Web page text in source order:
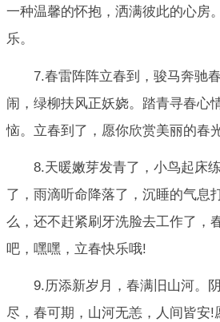
一种温馨的怀抱，洒满彼此的心房
乐。
7.春雷阵阵立春到，骏马奔驰
闹，绿柳扶风正妖娆。踏青寻春心
恼。立春到了，愿你欣赏美丽的春
8.天暖嫩芽发青了，小鸟起床
了，雨滴听命降落了，沉睡的气息
么，还不赶紧刷牙洗脸去工作了，
吧，嘿嘿，立春快乐哦!
9.历添新岁月，春满旧山河。
尽，春可期，山河无恙，人间皆安!